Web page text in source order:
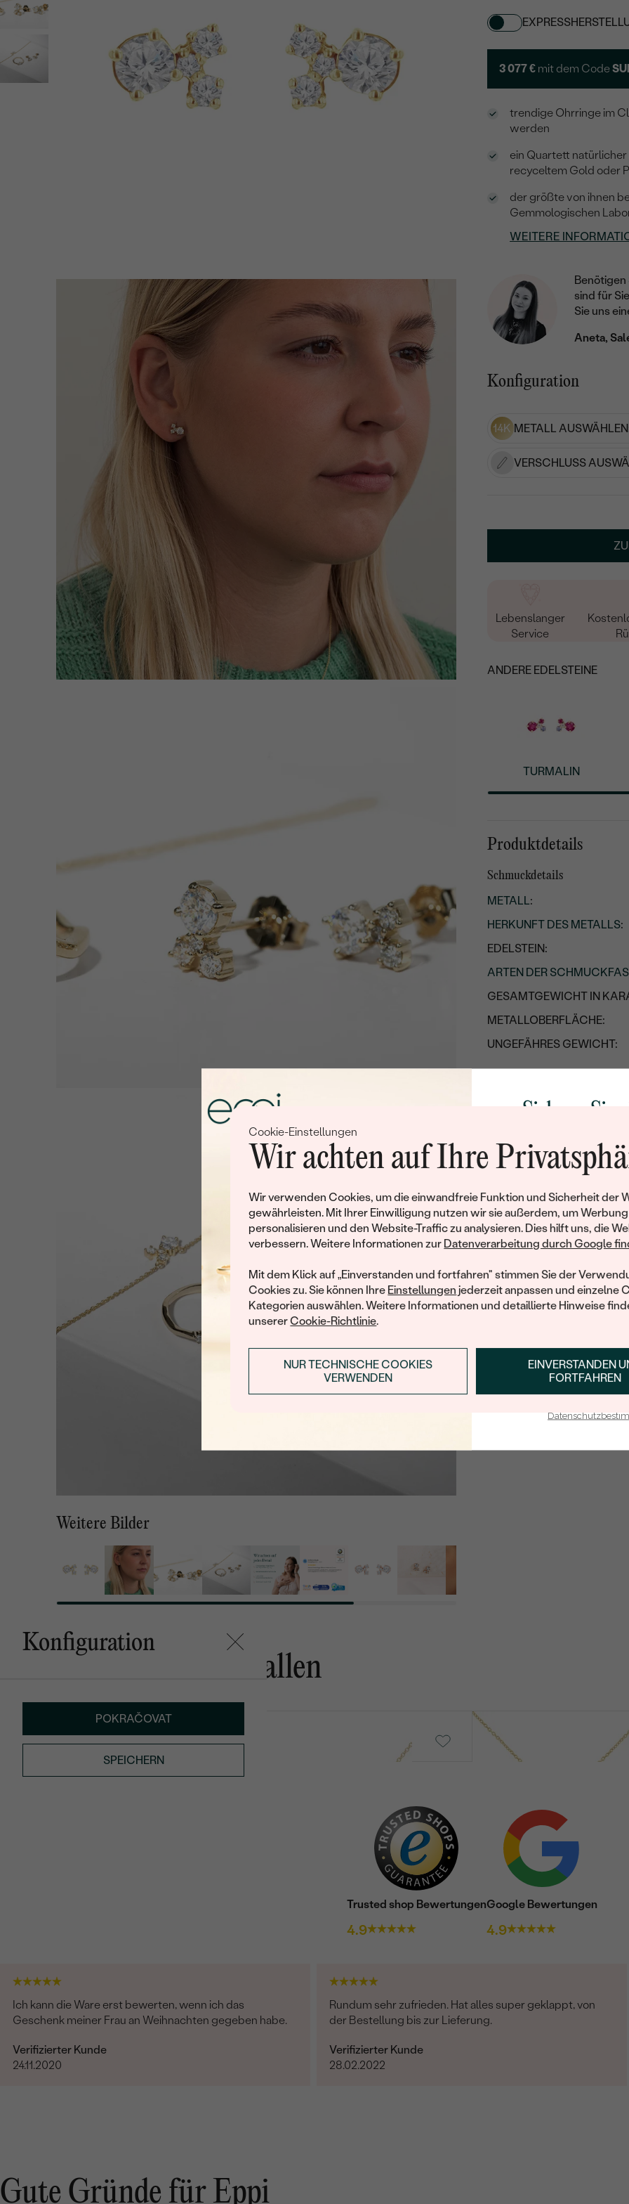
Cookie-Einstellungen
Wir achten auf Ihre
Wir verwenden Cookies, um die einwandfreie Funktion und Sicherheit der
gewährleisten. Mit Ihrer Einwilligung nutzen wir sie außerdem, um Werbung
personalisieren und den Website-Traffic zu analysieren. Dies hilft uns, die
verbessern. Weitere Informationen zur Datenverarbeitung durch Google
Mit dem Klick auf „Einverstanden und fortfahren" stimmen Sie der
Cookies zu. Sie können Ihre Einstellungen jederzeit anpassen und einzelne
Kategorien auswählen. Weitere Informationen und detaillierte Hinweise
unsererCookie-Richtlinie.
EINVERSTANDEN
FORTFAHREN
NUR TECHNISCHE COOKIES
VERWENDEN
Weitere Bilder
3 077 € mit dem Code
trendige Ohrringe im
werden
ein Quartett natürlicher
recyceltem Gold oder
der größte von ihnen
Gemmologischen
WEITERE
Benötigen
sind für
Sie uns
Aneta,
Konfiguration
14K METALL
VERSCHLUSS
Lebenslanger
Service
ANDERE EDELSTEINE
TURMALIN
Produktdetails
Schmuckdetails
METALL:
HERKUNFT DES METALLS:
EDELSTEIN:
ARTEN DER
GESAMTGEWICHT IN
METALLOBERFLÄCHE:
UNGEFÄHRES GEWICHT:
KARATGEWICHT:
ABMESSUNGEN:
REINHEIT:
FARBE:
FORM:
HERKUNFT:
Nebensteine
ANZAHL:
KARATGEWICHT:
ABMESSUNGEN:
Konfiguration
POKRAČOVAT
SPEICHERN
Das könnte Ihnen gefallen
von € 2 279
Millie
von € 2 049
Trusted shop Bewertungen
4.9
Google Bewertungen
4.9
Ich kann die Ware erst bewerten, wenn ich das
Geschenk meiner Frau an Weihnachten gegeben habe.
Verifizierter Kunde
24.11.2020
Rundum sehr zufrieden. Hat alles super geklappt, von
der Bestellung bis zur Lieferung.
Verifizierter Kunde
28.02.2022
Gute Gründe für Eppi
Sichern Sie
Rabatt auf
Werden Sie Teil
und entdecken Sie die
gefertigten Schmucks
Ihren ersten
ANMELDEN &
E-Mail-Adresse je bei uns in